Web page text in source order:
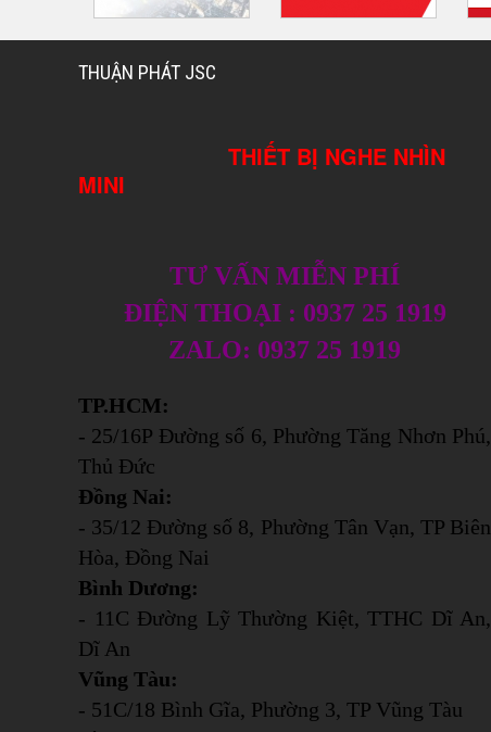
THUẬN PHÁT JSC
THIẾT BỊ NGHE NHÌN
MINI
TƯ VẤN MIỄN PHÍ
ĐIỆN THOẠI : 0937 25 1919
ZALO: 0937 25 1919
TP.HCM:
- 25/16P Đường số 6, Phường Tăng Nhơn Phú,
Thủ Đức
Đồng Nai:
- 35/12 Đường số 8, Phường Tân Vạn, TP Biên
Hòa, Đồng Nai
Bình Dương:
- 11C Đường Lỹ Thường Kiệt, TTHC Dĩ An,
Dĩ An
Vũng Tàu:
- 51C/18 Bình Gĩa, Phường 3, TP Vũng Tàu